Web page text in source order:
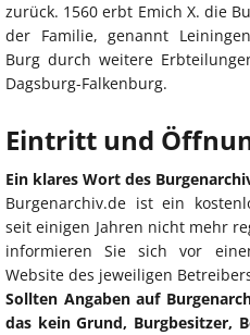
zurück. 1560 erbt Emich X. die
der Familie, genannt
Burg durch weitere
Dagsburg-Falkenburg.
Eintritt und
Ein klares Wort des
Burgenarchiv.de ist ein
seit einigen Jahren nicht mehr
informieren Sie sich vor
Website des jeweiligen
Sollten Angaben auf
das kein Grund, Burgbesitzer,